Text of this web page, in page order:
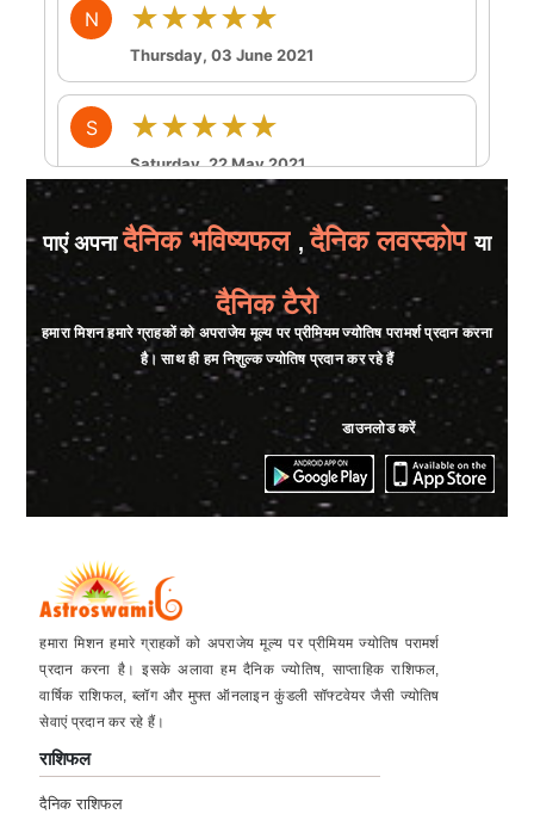
N ★★★★★
Thursday, 03 June 2021
S ★★★★★
Saturday, 22 May 2021
N ★★★★★
Sunday, 16 May 2021
C ★★★★★
Sunday, 02 May 2021
M ★★★★★
Thursday, 15 April 2021
X
Monday, 15 March 2021
N ★★★★★
Wednesday, 10 March 2021
पाएं अपनादैनिक भविष्यफल , दैनिक लवस्कोपया
दैनिक टैरो
हमारा मिशन हमारे ग्राहकों को अपराजेय मूल्य पर प्रीमियम ज्योतिष परामर्श प्रदान करना
है। साथ ही हम निशुल्क ज्योतिष प्रदान कर रहे हैं
डाउनलोड करें
हमारा मिशन हमारे ग्राहकों को अपराजेय मूल्य पर प्रीमियम ज्योतिष परामर्श
प्रदान करना है। इसके अलावा हम दैनिक ज्योतिष, साप्ताहिक राशिफल,
वार्षिक राशिफल, ब्लॉग और मुफ्त ऑनलाइन कुंडली सॉफ्टवेयर जैसी ज्योतिष
सेवाएं प्रदान कर रहे हैं।
राशिफल
दैनिक राशिफल